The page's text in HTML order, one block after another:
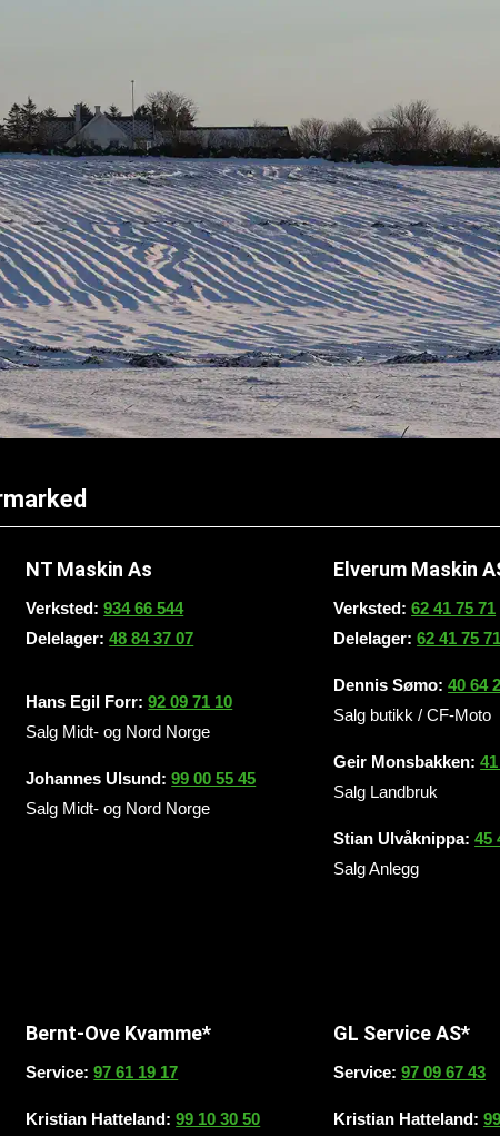
NT Maskin As
Verksted:934 66 544
Delelager:48 84 37 07
Hans Egil Forr:92 09 71 10
Salg Midt- og Nord Norge
Johannes Ulsund:99 00 55 45
Salg Midt- og Nord Norge
Elverum Maskin
Verksted:62 41 75 71
Delelager:62 41 75 71
Dennis Sømo:40 64
Salg butikk / CF-Moto
Geir Monsbakken:
Salg Landbruk
Stian Ulvåknippa:45
Salg Anlegg
Bernt-Ove Kvamme*
Service:97 61 19 17
Kristian Hatteland:99 10 30 50
GL Service AS*
Service:97 09 67 43
Kristian Hatteland: